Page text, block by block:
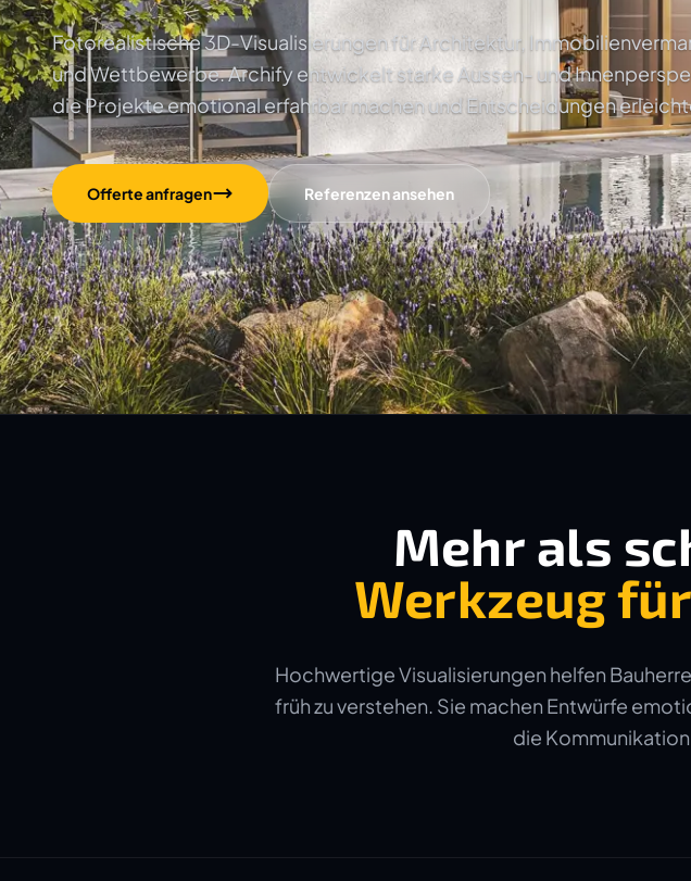
Fotorealistische 3D-Visualisierungen für Architektur,
und Wettbewerbe. Archify entwickelt starke Aussen- und
die Projekte emotional erfahrbar machen und Entscheidungen
Offerte anfragen Referenzen ansehen
Mehr als
Werkzeug
Hochwertige Visualisierungen helfen
früh zu verstehen. Sie machen Entwürfe
die